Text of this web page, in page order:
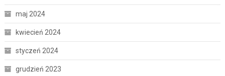
maj 2024
kwiecień 2024
styczeń 2024
grudzień 2023